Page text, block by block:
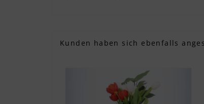
Kunden haben sich ebenfalls